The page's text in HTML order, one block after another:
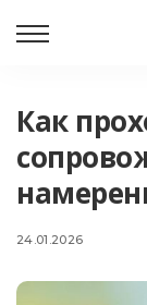
Как
24.01.2026